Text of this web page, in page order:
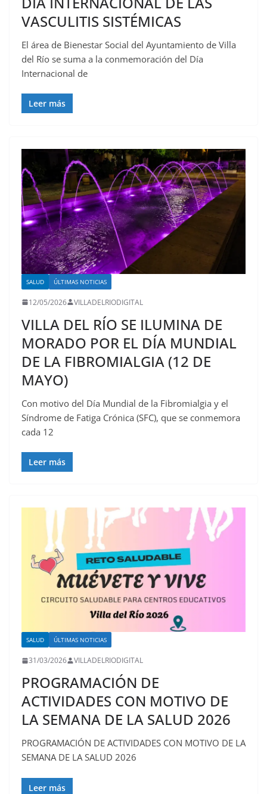
VASCULITIS SISTÉMICAS
El área de Bienestar Social del Ayuntamiento de Villa
del Río se suma a la conmemoración del Día
Internacional de
Leer más
SALUD ÚLTIMAS NOTICIAS
12/05/2026 VILLADELRIODIGITAL
VILLA DEL RÍO SE ILUMINA DE
MORADO POR EL DÍA MUNDIAL
DE LA FIBROMIALGIA (12 DE
MAYO)
Con motivo del Día Mundial de la Fibromialgia y el
Síndrome de Fatiga Crónica (SFC), que se conmemora
cada 12
Leer más
SALUD ÚLTIMAS NOTICIAS
31/03/2026 VILLADELRIODIGITAL
PROGRAMACIÓN DE
ACTIVIDADES CON MOTIVO DE
LA SEMANA DE LA SALUD 2026
PROGRAMACIÓN DE ACTIVIDADES CON MOTIVO DE LA
SEMANA DE LA SALUD 2026
Leer más